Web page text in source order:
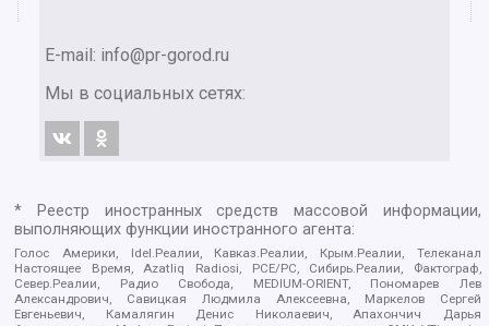
E-mail: info@pr-gorod.ru
Мы в социальных сетях:
* Реестр иностранных средств массовой информации,
выполняющих функции иностранного агента:
Голос Америки, Idel.Реалии, Кавказ.Реалии, Крым.Реалии, Телеканал
Настоящее Время, Azatliq Radiosi, PCE/PC, Сибирь.Реалии, Фактограф,
Север.Реалии, Радио Свобода, MEDIUM-ORIENT, Пономарев Лев
Александрович, Савицкая Людмила Алексеевна, Маркелов Сергей
Евгеньевич, Камалягин Денис Николаевич, Апахончич Дарья